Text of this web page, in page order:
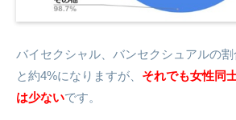
バイセクシャル、バンセクシュアルの
と約4%になりますが、 それでも女性同
は少ないです。